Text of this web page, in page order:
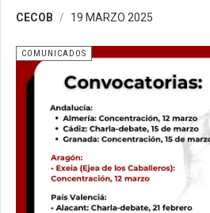
CECOB 19 MARZO 2025
COMUNICADOS